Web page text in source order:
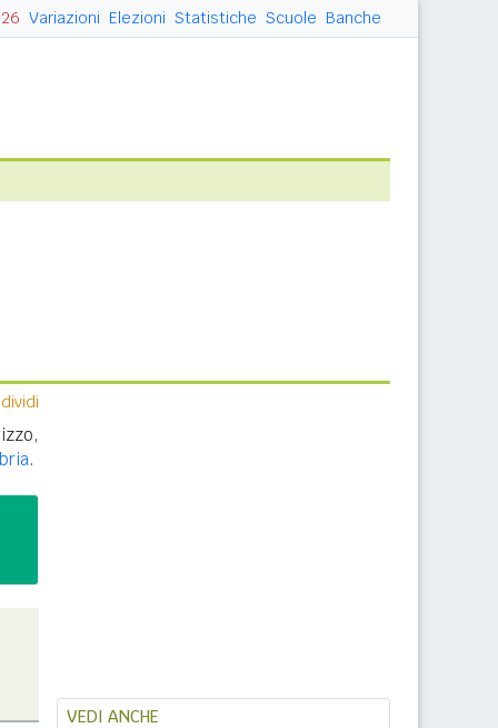
Variazioni Elezioni Statistiche Scuole Banche
.
VEDI ANCHE